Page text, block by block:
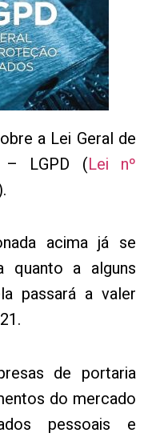
a Lei Geral de
– LGPD (Lei nº
acima já se
quanto a alguns
passará a valer
de portaria
do mercado
pessoais e